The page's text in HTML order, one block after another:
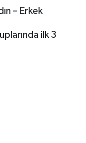
– Erkek
ilk 3